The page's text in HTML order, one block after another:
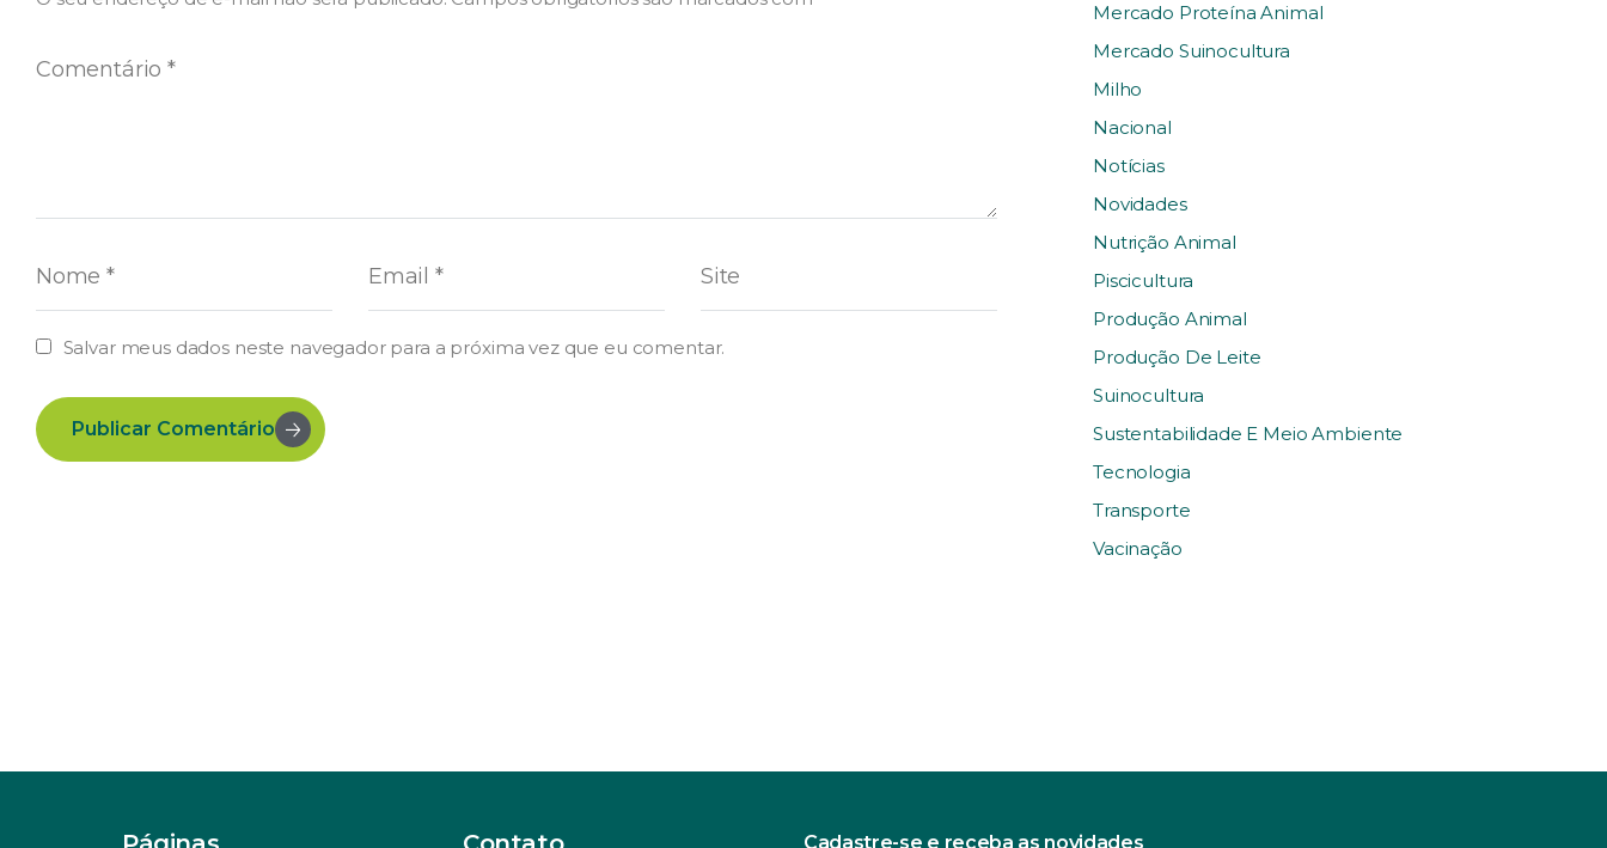
Salvar meus dados neste navegador para a próxima vez que eu comentar.
Publicar Comentário
Mercado Proteína Animal
Mercado Suinocultura
Milho
Nacional
Notícias
Novidades
Nutrição Animal
Piscicultura
Produção Animal
Produção De Leite
Suinocultura
Sustentabilidade E Meio Ambiente
Tecnologia
Transporte
Vacinação
Cadastre-se e receba as novidades